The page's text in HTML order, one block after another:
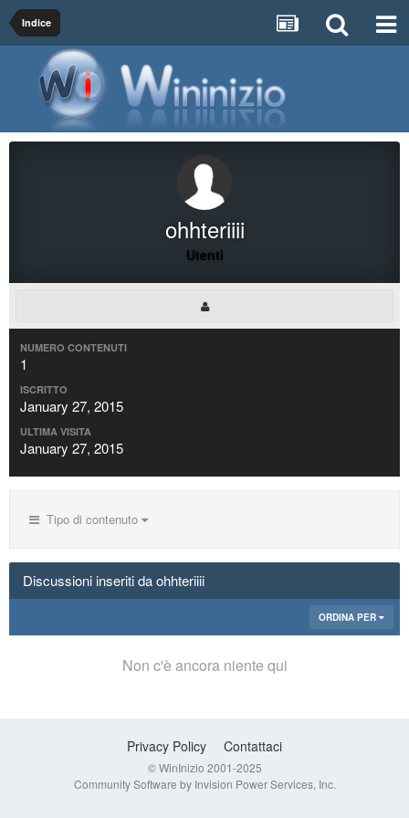
Indice
ohhteriiii
Utenti
NUMERO CONTENUTI
1
ISCRITTO
January 27, 2015
ULTIMA VISITA
January 27, 2015
Tipo di contenuto
Discussioni inseriti da ohhteriiii
ORDINA PER
Non c'è ancora niente qui
Privacy Policy Contattaci
© WinInizio 2001-2025
Community Software by Invision Power Services, Inc.